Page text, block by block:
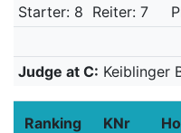
Starter: 8 Reiter: 7
Judge at C: Keiblinger
Ranking KNr